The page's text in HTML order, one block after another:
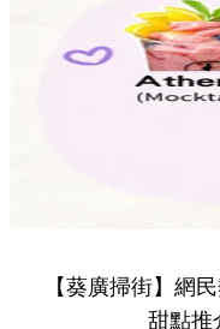
【葵廣掃街】網
甜點推